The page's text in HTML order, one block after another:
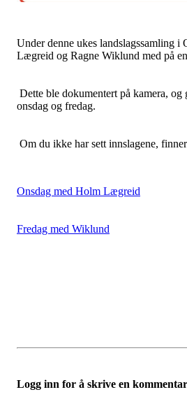
Under denne ukes landslagssamling i
Lægreid og Ragne Wiklund med på
Dette ble dokumentert på kamera,
onsdag og fredag.
Om du ikke har sett innslagene,
Onsdag med Holm Lægreid
Fredag med Wiklund
Logg inn for å skrive en